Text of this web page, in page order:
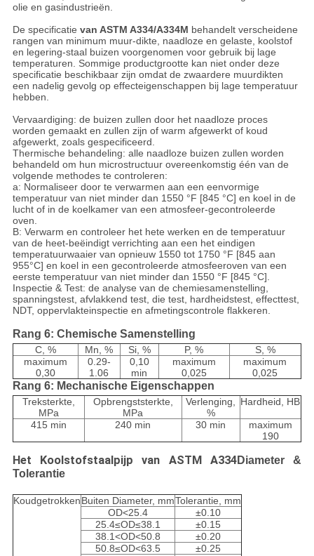
olie en gasindustrieën.
De specificatie van ASTM A334/A334M behandelt verscheidene
rangen van minimum muur-dikte, naadloze en gelaste, koolstof
en legering-staal buizen voorgenomen voor gebruik bij lage
temperaturen. Sommige productgrootte kan niet onder deze
specificatie beschikbaar zijn omdat de zwaardere muurdikten
een nadelig gevolg op effecteigenschappen bij lage temperatuur
hebben.
Vervaardiging: de buizen zullen door het naadloze proces
worden gemaakt en zullen zijn of warm afgewerkt of koud
afgewerkt, zoals gespecificeerd.
Thermische behandeling: alle naadloze buizen zullen worden
behandeld om hun microstructuur overeenkomstig één van de
volgende methodes te controleren:
a: Normaliseer door te verwarmen aan een eenvormige
temperatuur van niet minder dan 1550 °F [845 °C] en koel in de
lucht of in de koelkamer van een atmosfeer-gecontroleerde
oven.
B: Verwarm en controleer het hete werken en de temperatuur
van de heet-beëindigt verrichting aan een het eindigen
temperatuurwaaier van opnieuw 1550 tot 1750 °F [845 aan
955°C] en koel in een gecontroleerde atmosfeeroven van een
eerste temperatuur van niet minder dan 1550 °F [845 °C].
Inspectie & Test: de analyse van de chemiesamenstelling,
spanningstest, afvlakkend test, die test, hardheidstest, effecttest,
NDT, oppervlakteinspectie en afmetingscontrole flakkeren.
Rang 6: Chemische Samenstelling
C, % Mn, % Si, % P, %
S, %
maximum
0,30
0.29-
1.06
0,10
min
maximum
0,025
maximum
0,025
Rang 6: Mechanische Eigenschappen
Treksterkte,
MPa
Opbrengststerkte,
MPa
Verlenging,
%
Hardheid, HB
415 min 240 min 30 min
maximum
190
Het Koolstofstaalpijp van ASTM A334Diameter &
Tolerantie
KoudgetrokkenBuiten Diameter, mmTolerantie, mm
OD<25.4
±0.10
25.4≤OD≤38.1
±0.15
38.1<OD<50.8
±0.20
50.8≤OD<63.5
±0.25